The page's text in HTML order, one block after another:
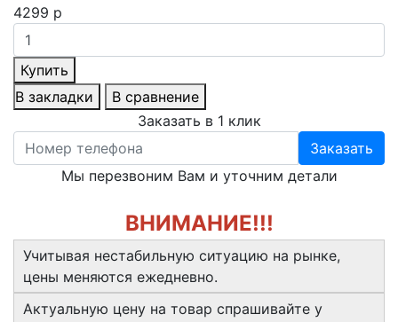
4299 р
Купить
В закладки
В сравнение
Заказать в 1 клик
Заказать
Мы перезвоним Вам и уточним детали
ВНИМАНИЕ!!!
Учитывая нестабильную ситуацию на рынке,
цены меняются ежедневно.
Актуальную цену на товар спрашивайте у